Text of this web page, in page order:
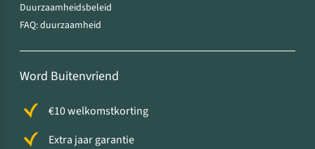
Duurzaamheidsbeleid
FAQ: duurzaamheid
Word Buitenvriend
€10 welkomstkorting
Extra jaar garantie